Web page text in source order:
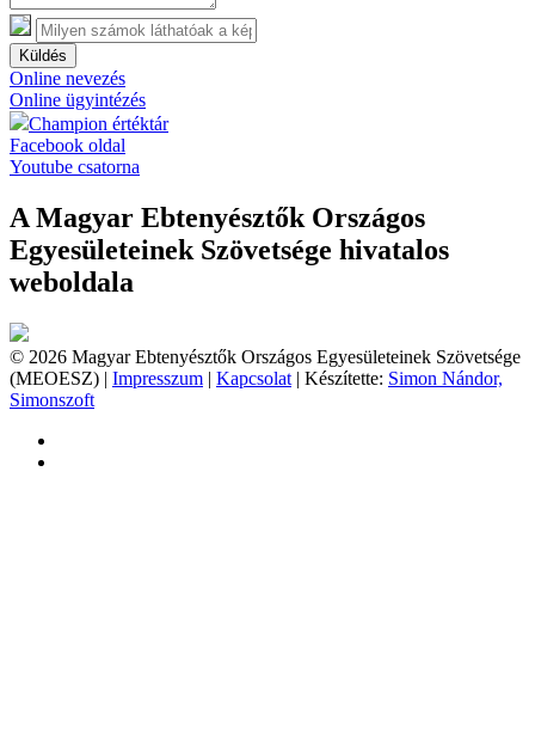
Küldés
Online nevezés
Online ügyintézés
Champion értéktár
Facebook oldal
Youtube csatorna
A Magyar Ebtenyésztők Országos
Egyesületeinek Szövetsége hivatalos
weboldala
© 2026 Magyar Ebtenyésztők Országos Egyesületeinek Szövetsége
(MEOESZ) | Impresszum | Kapcsolat | Készítette: Simon Nándor,
Simonszoft